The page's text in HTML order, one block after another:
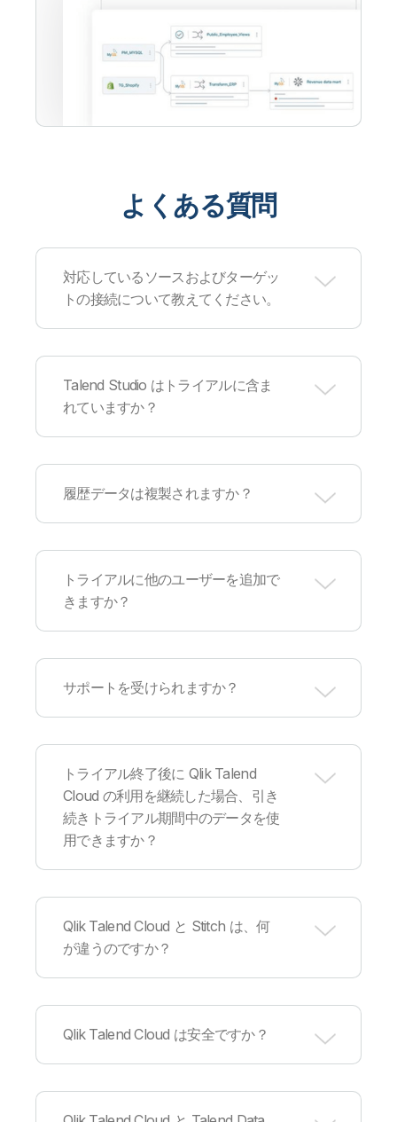
よくある質問
対応しているソースおよびターゲッ
トの接続について教えてください。
データウェアハウス・アプリケーションなど、
百のソースとターゲット
に対応しています。AWS
/ Azure / Google Cloud / Snowflake / Databricks
をご確認ください。ご要望のコネクターがリスト
を送信してください。
Talend Studio はトライアルに含ま
れていますか？
ス権で、Talend Studio にもアクセスできます。
世界の数千社に価値を提供してきた製品をご体験
ください。
履歴データは複製されますか？
取得する時点を設定できます。無料トライアルの
期間中は、無制限でデータを複製できるため、ト
ライアル期間中にすべての履歴データを取得でき
長期間が付与されます。延長期間中の統合の利用
で履歴データを複製できます。
トライアルに他のユーザーを追加で
きますか？
覧や共同作業（新しいソースの追加など）を実行
できます。また、上記の登録フォームから、個人
でトライアルを申請して開始することもできま
サポートを受けられますか？
セスし、 [チャットを開始する] をクリックしてく
ださい。サポートチームへの問い合わせやサポー
ト内容を記録できます。営業担当者からの連絡を
ご希望の場合は、こちらからお問い合わせくださ
い。
トライアル終了後に Qlik Talend
Cloud の利用を継続した場合、引き
続きトライアル期間中のデータを使
用できますか？
接続・履歴データの読み込みなど）は、 30 日間
保持されます。その後、Qlik Talend Cloud エディ
ションのいずれかをご購入されない場合、データ
Qlik Talend Cloud と Stitch は、何
が違うのですか？
ダード」「プレミアム」「エンタープライズ」と
4 つのエディション があります。Stitch で提
供されるデータ移行機能や一般的な統合機能は、
だけます。Qlik Talend Cloud の上位エディション
には、すべてのデータ移行機能に加え、より高度
Qlik Talend Cloud は安全ですか？
プンスタンダードを採用しており、お客様のデー